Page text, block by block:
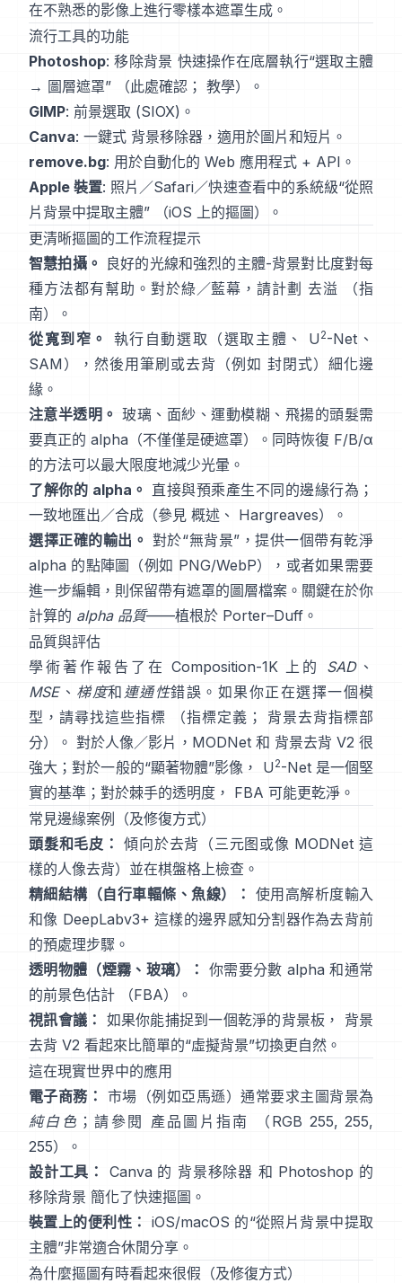
在不熟悉的影像上進行零樣本遮罩生成。
流行工具的功能
Photoshop:移除背景 快速操作在底層執行“選取主體
→ 圖層遮罩”
（此處確認 ； 教學）。
GIMP: 前景選取 (SIOX)。
Canva: 一鍵式 背景移除器 ，適用於圖片和短片。
remove.bg: 用於自動化的 Web 應用程式 + API 。
Apple 裝置: 照片／Safari／快速查看中的系統級“從照
片背景中提取主體” （iOS 上的摳圖）。
更清晰摳圖的工作流程提示
智慧拍攝。 良好的光線和強烈的主體-背景對比度對每
種方法都有幫助。對於綠／藍幕，請計劃 去溢 （指
南）。
從寬到窄。
執行自動選取（選取主體、 U 2-Net 、
SAM），然後用筆刷或去背（例如 封閉式）細化邊
緣。
注意半透明。 玻璃、面紗、運動模糊、飛揚的頭髮需
要真正的 alpha（不僅僅是硬遮罩）。同時恢復 F/B/α
的方法可以最大限度地減少光暈。
了解你的 alpha。 直接與預乘產生不同的邊緣行為；
一致地匯出／合成（參見 概述 、 Hargreaves）。
選擇正確的輸出。 對於“無背景”，提供一個帶有乾淨
alpha 的點陣圖（例如 PNG/WebP），或者如果需要
進一步編輯，則保留帶有遮罩的圖層檔案。關鍵在於你
計算的 alpha 品質——植根於 Porter–Duff 。
品質與評估
學術著作報告了在Composition-1K 上的 SAD、
MSE、 梯度和 連通性錯誤。如果你正在選擇一個模
型，請尋找這些指標
（指標定義 ；
背景去背指標部
分）。 對於人像／影片， MODNet和 背景去背 V2 很
強大；對於一般的“顯著物體”影像，
U 2-Net是一個堅
實的基準；對於棘手的透明度， FBA 可能更乾淨。
常見邊緣案例（及修復方式）
頭髮和毛皮： 傾向於去背（三元图或像 MODNet 這
樣的人像去背）並在棋盤格上檢查。
精細結構（自行車輻條、魚線）： 使用高解析度輸入
和像 DeepLabv3+ 這樣的邊界感知分割器作為去背前
的預處理步驟。
透明物體（煙霧、玻璃）： 你需要分數 alpha 和通常
的前景色估計
（FBA）。
視訊會議： 如果你能捕捉到一個乾淨的背景板，
背景
去背 V2 看起來比簡單的“虛擬背景”切換更自然。
這在現實世界中的應用
電子商務： 市場（例如亞馬遜）通常要求主圖背景為
純白色 ；請參閱 產品圖片指南
（RGB 255, 255,
255）。
設計工具：
Canva 的 背景移除器 和 Photoshop 的
移除背景 簡化了快速摳圖。
裝置上的便利性： iOS/macOS 的“從照片背景中提取
主體”非常適合休閒分享。
為什麼摳圖有時看起來很假（及修復方式）